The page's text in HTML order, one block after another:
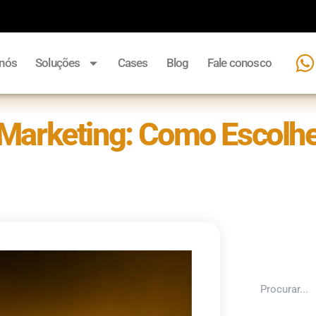
Soluções Cases Blog Fale conosco
Como